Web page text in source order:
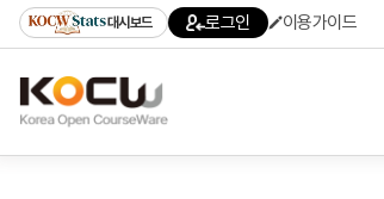
기
기
기
content)
가
대시보드 로그인 이용가이드